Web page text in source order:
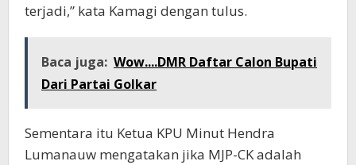
terjadi,” kata Kamagi dengan tulus.
Baca juga: Wow....DMR Daftar Calon Bupati
Dari Partai Golkar
Sementara itu Ketua KPU Minut Hendra
Lumanauw mengatakan jika MJP-CK adalah